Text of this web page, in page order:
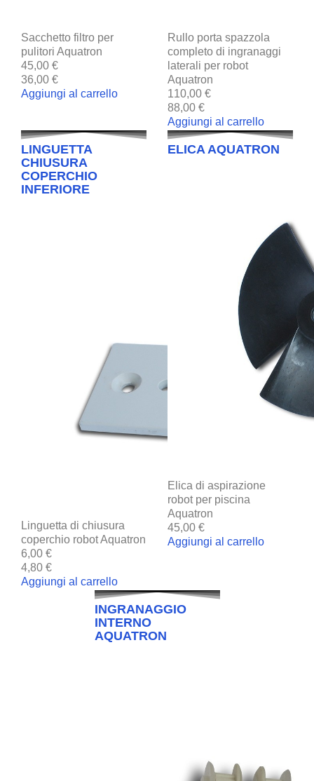
Sacchetto filtro per
pulitori Aquatron
45,00 €
36,00 €
Aggiungi al carrello
Rullo porta spazzola
completo di ingranaggi
laterali per robot
Aquatron
110,00 €
88,00 €
Aggiungi al carrello
LINGUETTA
CHIUSURA
COPERCHIO
INFERIORE
Linguetta di chiusura
coperchio robot Aquatron
6,00 €
4,80 €
Aggiungi al carrello
ELICA AQUATRON
Elica di aspirazione
robot per piscina
Aquatron
45,00 €
Aggiungi al carrello
INGRANAGGIO
INTERNO
AQUATRON